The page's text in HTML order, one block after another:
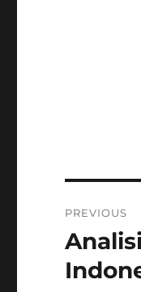
pos
PREVIOUS
Previous
post: